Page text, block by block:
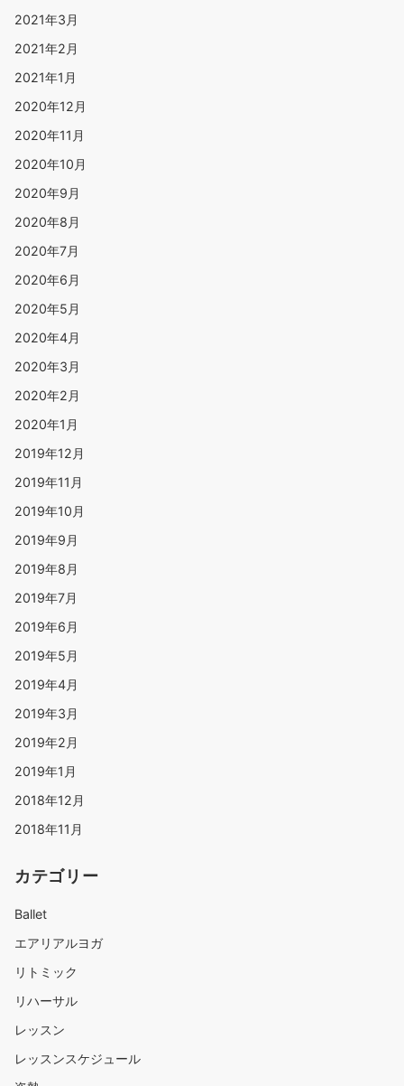
2021年3月
2021年2月
2021年1月
2020年12月
2020年11月
2020年10月
2020年9月
2020年8月
2020年7月
2020年6月
2020年5月
2020年4月
2020年3月
2020年2月
2020年1月
2019年12月
2019年11月
2019年10月
2019年9月
2019年8月
2019年7月
2019年6月
2019年5月
2019年4月
2019年3月
2019年2月
2019年1月
2018年12月
2018年11月
カテゴリー
Ballet
エアリアルヨガ
リトミック
リハーサル
レッスン
レッスンスケジュール